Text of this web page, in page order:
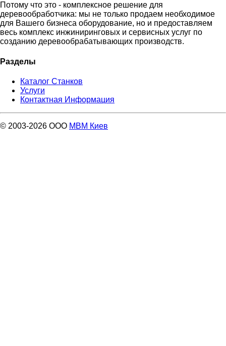
Потому что это - комплексное решение для
деревообработчика: мы не только продаем необходимое
для Вашего бизнеса оборудование, но и предоставляем
весь комплекс инжиниринговых и сервисных услуг по
созданию деревообрабатывающих производств.
Разделы
Каталог Станков
Услуги
Контактная Информация
© 2003-2026 ООО МВМ Киев